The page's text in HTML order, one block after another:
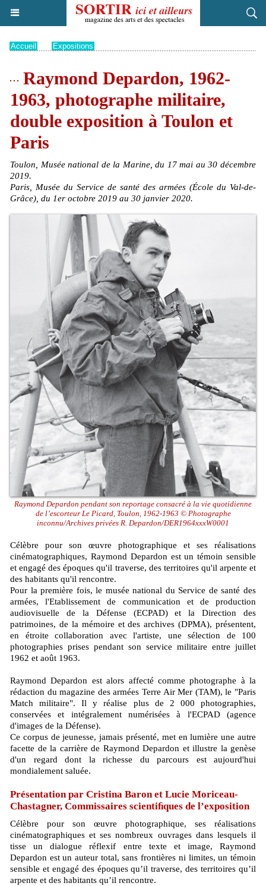
Accueil Expositions
Raymond Depardon, 1962-
1963, photographe militaire,
double exposition à Toulon et
Paris
Toulon, Musée national de la Marine, du 17 mai au 30 décembre
2019.
Paris, Musée du Service de santé des armées (École du Val-de-
Grâce), du 1er octobre 2019 au 30 janvier 2020.
Raymond Depardon pendant son reportage consacré à la vie quotidienne
de l’escorteur Le Picard, Toulon, 1962-1963 © Photographe
inconnu/Archives privées R. Depardon/DER1964xxxW0001
Célèbre pour son œuvre photographique et ses réalisations
cinématographiques, Raymond Depardon est un témoin sensible
et engagé des époques qu'il traverse, des territoires qu'il arpente et
des habitants qu'il rencontre.
Pour la première fois, le musée national du Service de santé des
armées, l'Etablissement de communication et de production
audiovisuelle de la Défense (ECPAD) et la Direction des
patrimoines, de la mémoire et des archives (DPMA), présentent,
en étroite collaboration avec l'artiste, une sélection de 100
photographies prises pendant son service militaire entre juillet
1962 et août 1963.
Raymond Depardon est alors affecté comme photographe à la
rédaction du magazine des armées Terre Air Mer (TAM), le "Paris
Match militaire". Il y réalise plus de 2 000 photographies,
conservées et intégralement numérisées à l'ECPAD (agence
d'images de la Défense).
Ce corpus de jeunesse, jamais présenté, met en lumière une autre
facette de la carrière de Raymond Depardon et illustre la genèse
d'un regard dont la richesse du parcours est aujourd'hui
mondialement saluée.
Présentation par Cristina Baron et Lucie Moriceau-
Chastagner, Commissaires scientiﬁques de l’exposition
Célèbre pour son œuvre photographique, ses réalisations
cinématographiques et ses nombreux ouvrages dans lesquels il
tisse un dialogue réflexif entre texte et image, Raymond
Depardon est un auteur total, sans frontières ni limites, un témoin
sensible et engagé des époques qu’il traverse, des territoires qu’il
arpente et des habitants qu’il rencontre.